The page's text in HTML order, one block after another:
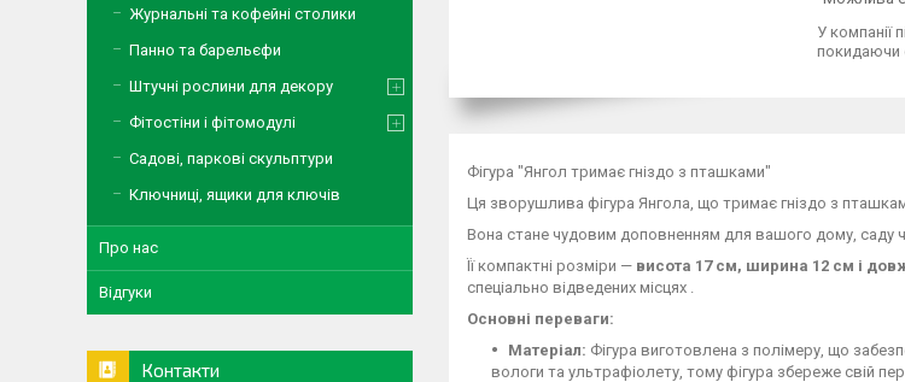
У компанії
покидаючи
Фігура "Янгол тримає гніздо з пташками"
Ця зворушлива фігура Янгола, що тримає гніздо з
Вона стане чудовим доповненням для вашого дому, саду
Її компактні розміри — висота 17 см, ширина 12 см і
спеціально відведених місцях .
Основні переваги:
Матеріал: Фігура виготовлена з полімеру, що
вологи та ультрафіолету, тому фігура збереже свій
Журнальні та кофейні столики
Панно та барельєфи
Штучні рослини для декору
Фітостіни і фітомодулі
Садові, паркові скульптури
Ключниці, ящики для ключів
Про нас
Відгуки
Контакти